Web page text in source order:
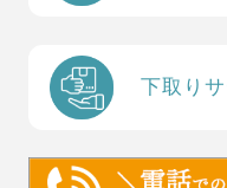
下取り